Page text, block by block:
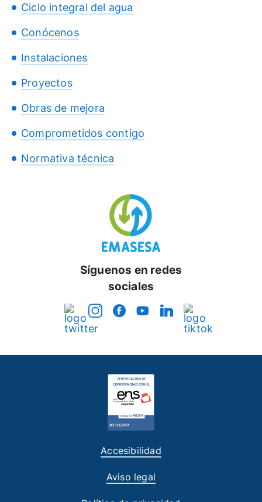
Ciclo integral del agua
Conócenos
Instalaciones
Proyectos
Obras de mejora
Comprometidos contigo
Normativa técnica
Síguenos en redes
sociales
Accesibilidad
Aviso legal